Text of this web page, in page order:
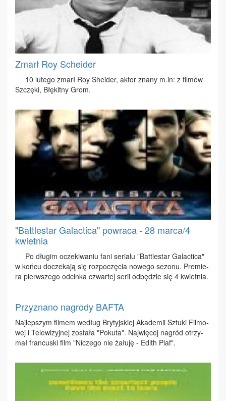
Zmarł Roy Scheider
10 lu­te­go zmarł Roy She­ider, ak­tor zna­ny m.​in: z fil­mów
Szczę­ki, Błę­kit­ny Grom.
"Battlestar Galactica" powraca - 28 marca/4
kwietnia
Po dłu­gim ocze­ki­wa­niu fa­ni se­ria­lu "Bat­tle­star Ga­lac­ti­ca"
w koń­cu do­cze­ka­ją się roz­po­czę­cia no­we­go se­zo­nu. Pre­mie­
ra pierw­sze­go od­cin­ka czwar­tej se­rii od­bę­dzie się 4 kwiet­nia.
Przyznano nagrody BAFTA
Naj­lep­szym fil­mem we­dług Bry­tyj­skiej Aka­de­mii Sztu­ki Fil­mo­
wej i Te­le­wi­zyj­nej zo­sta­ła "Po­ku­ta". Naj­wię­cej na­gród otrzy­
mał fran­cu­ski film "Ni­cze­go nie ża­łu­ję - Edith Piaf".